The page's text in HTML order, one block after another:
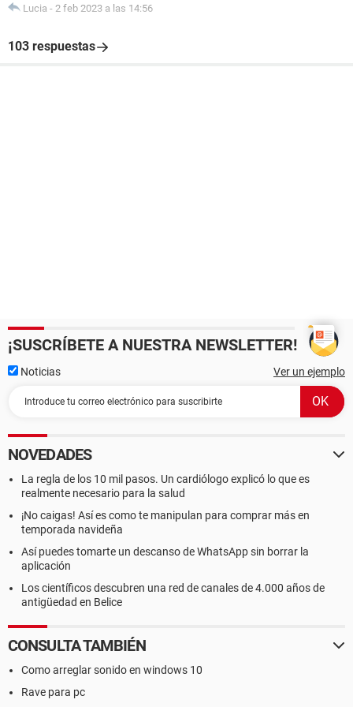
Dispositivos USB Dispositivo compuesto USB
Dispositivos USB Dispositivo de almacenamiento masivo
Posibilidades de expansión Desconocido
[ Sistema ]
Tipo de arranque Botón marcha/parada
--------[ CPUID ]-----------------------------------------------------------------------------------
--------------------
(CPUID) Propiedades:
(CPUID) Fabricante AuthenticAMD
(CPUID) Nombre de la CPU AMD Sempron(tm) Processor
3000+
(CPUID) Revisión 00040FF2h
(CPUID) Revisión extendida 00040FF2h
Identificador de la plataforma 00h (Desconocido)
(IA) Número de serie de la CPU Desconocido
Unidades HTT / CMP 0 / 0
Juego de instrucciones:
Extensión de 64 bitsx86 (AMD64, EM64T) Soportado
Alternate Instruction Set No soportado
AMD 3DNow! Soportado
AMD 3DNow! Professional Soportado
Lucia - 2 feb 2023 a las 14:56
103 respuestas
¡SUSCRÍBETE A NUESTRA NEWSLETTER!
Noticias Ver un ejemplo
NOVEDADES
La regla de los 10 mil pasos. Un cardiólogo explicó lo que es
realmente necesario para la salud
¡No caigas! Así es como te manipulan para comprar más en
temporada navideña
Así puedes tomarte un descanso de WhatsApp sin borrar la
aplicación
Los científicos descubren una red de canales de 4.000 años de
antigüedad en Belice
CONSULTA TAMBIÉN
Como arreglar sonido en windows 10
Rave para pc